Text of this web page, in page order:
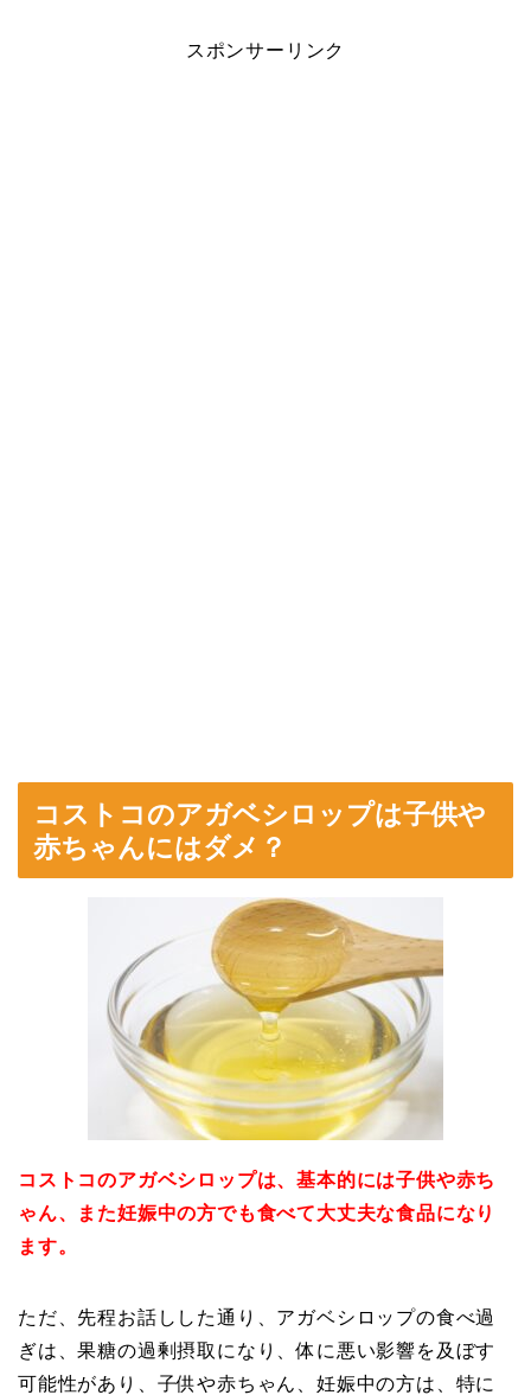
スポンサーリンク
コストコのアガベシロップは子供や
赤ちゃんにはダメ？
コストコのアガベシロップは、基本的には子供や赤ち
ゃん、また妊娠中の方でも食べて大丈夫な食品になり
ます。
ただ、先程お話しした通り、アガベシロップの食べ過
ぎは、果糖の過剰摂取になり、体に悪い影響を及ぼす
可能性があり、子供や赤ちゃん、妊娠中の方は、特に